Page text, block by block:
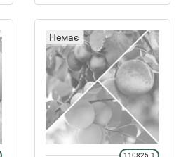
Немає
110825-1